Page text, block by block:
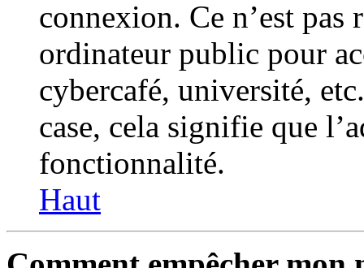
connexion. Ce n’est
ordinateur public pour
cybercafé, université,
case, cela signifie que
fonctionnalité.
Haut